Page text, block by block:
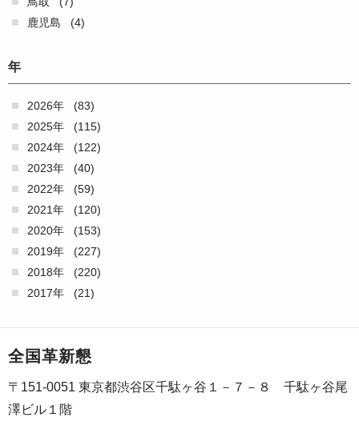
鹿児島
(4)
年
2026年
(83)
2025年
(115)
2024年
(122)
2023年
(40)
2022年
(59)
2021年
(120)
2020年
(153)
2019年
(227)
2018年
(220)
2017年
(21)
全国革新懇
〒151-0051 東京都渋谷区千駄ヶ谷１－７－８ 千駄ヶ谷尾
澤ビル１階